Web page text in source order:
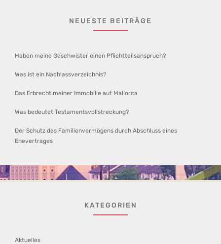
NEUESTE BEITRÄGE
Haben meine Geschwister einen Pflichtteilsanspruch?
Was ist ein Nachlassverzeichnis?
Das Erbrecht meiner Immobilie auf Mallorca
Was bedeutet Testamentsvollstreckung?
Der Schutz des Familienvermögens durch Abschluss eines
Ehevertrages
KATEGORIEN
Aktuelles